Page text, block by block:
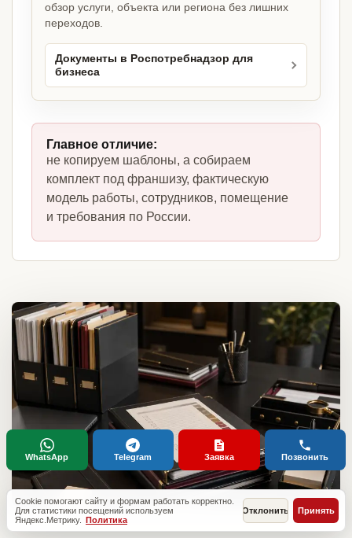
обзор услуги, объекта или региона без лишних
переходов.
Документы в Роспотребнадзор для
бизнеса
Главное отличие:
не копируем шаблоны, а собираем
комплект под франшизу, фактическую
модель работы, сотрудников, помещение
и требования по России.
Cookie помогают сайту и формам работать корректно.
Для статистики посещений используем
Яндекс.Метрику. Политика
Отклонить Принять
WhatsApp Telegram Заявка Позвонить